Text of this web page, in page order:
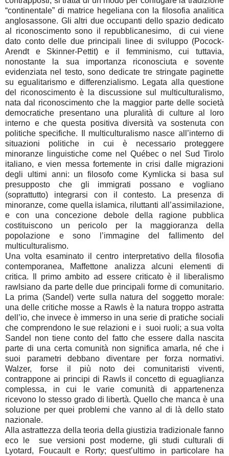
“continentale” di matrice hegeliana con la filosofia analitica
anglosassone. Gli altri due occupanti dello spazio dedicato
al riconoscimento sono il repubblicanesimo, di cui viene
dato conto delle due principali linee di sviluppo (Pocock-
Arendt e Skinner-Pettit) e il femminismo, cui tuttavia,
nonostante la sua importanza riconosciuta e sovente
evidenziata nel testo, sono dedicate tre stringate paginette
su egualitarismo e differenzialismo. Legata alla questione
del riconoscimento è la discussione sul multiculturalismo,
nata dal riconoscimento che la maggior parte delle società
democratiche presentano una pluralità di culture al loro
interno e che questa positiva diversità va sostenuta con
politiche specifiche. Il multiculturalismo nasce all’interno di
situazioni politiche in cui è necessario proteggere
minoranze linguistiche come nel Québec o nel Sud Tirolo
italiano, e vien messa fortemente in crisi dalle migrazioni
degli ultimi anni: un filosofo come Kymlicka si basa sul
presupposto che gli immigrati possano e vogliano
(soprattutto) integrarsi con il contesto. La presenza di
minoranze, come quella islamica, riluttanti all’assimilazione,
e con una concezione debole della ragione pubblica
costituiscono un pericolo per la maggioranza della
popolazione e sono l’immagine del fallimento del
multiculturalismo.
Una volta esaminato il centro interpretativo della filosofia
contemporanea, Maffettone analizza alcuni elementi di
critica. Il primo ambito ad essere criticato è il liberalismo
rawlsiano da parte delle due principali forme di comunitario.
La prima (Sandel) verte sulla natura del soggetto morale:
una delle critiche mosse a Rawls è la natura troppo astratta
dell’io, che invece è immerso in una serie di pratiche sociali
che comprendono le sue relazioni e i suoi ruoli; a sua volta
Sandel non tiene conto del fatto che essere dalla nascita
parte di una certa comunità non significa amarla, né che i
suoi parametri debbano diventare per forza normativi.
Walzer, forse il più noto dei comunitaristi viventi,
contrappone ai principi di Rawls il concetto di eguaglianza
complessa, in cui le varie comunità di appartenenza
ricevono lo stesso grado di libertà. Quello che manca è una
soluzione per quei problemi che vanno al di là dello stato
nazionale.
Alla astrattezza della teoria della giustizia tradizionale fanno
eco le sue versioni post moderne, gli studi culturali di
Lyotard, Foucault e Rorty; quest’ultimo in particolare ha